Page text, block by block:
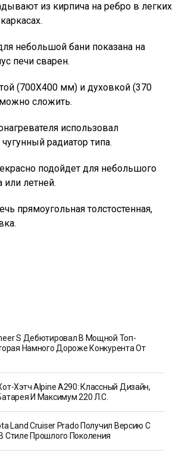
из кирпича на ребро в легких
небольшой бани показана на
печи сварен.
(700Х400 мм) и духовкой (370
сложить.
использовал
радиатор типа.
подойдет для небольшого
или летней.
прямоугольная толстостенная,
S Дебютировал В Мощной Топ-
Намного Дороже Конкурента От
Хэтч Alpine A290: Классный Дизайн,
И Максимум 220 Л.с.
Land Cruiser Prado Получил Версию С
Стиле Прошлого Поколения